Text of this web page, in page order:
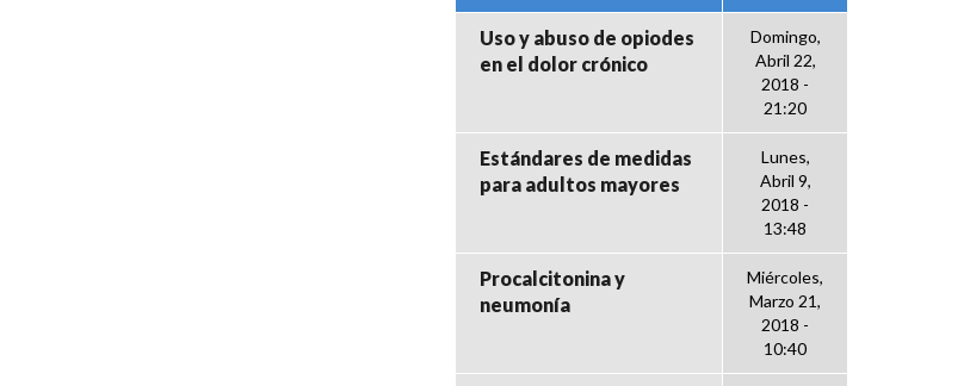
Uso y abuso de opiodes
en el dolor crónico
Domingo,
Abril 22,
2018 -
21:20
Estándares de medidas
para adultos mayores
Lunes,
Abril 9,
2018 -
13:48
Procalcitonina y
neumonía
Miércoles,
Marzo 21,
2018 -
10:40